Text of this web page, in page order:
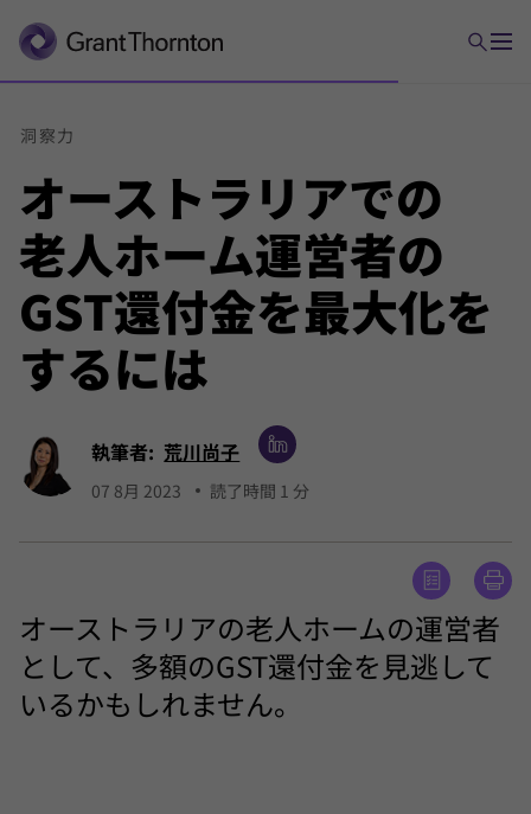
オーストラリアでの
老人ホーム運営者の
GST還付金を最大化を
するには
洞察力
執筆者: 荒川尚子
07 8月 2023 読了時間 1 分
オーストラリアの老人ホームの運営者
として、多額のGST還付金を見逃して
いるかもしれません。